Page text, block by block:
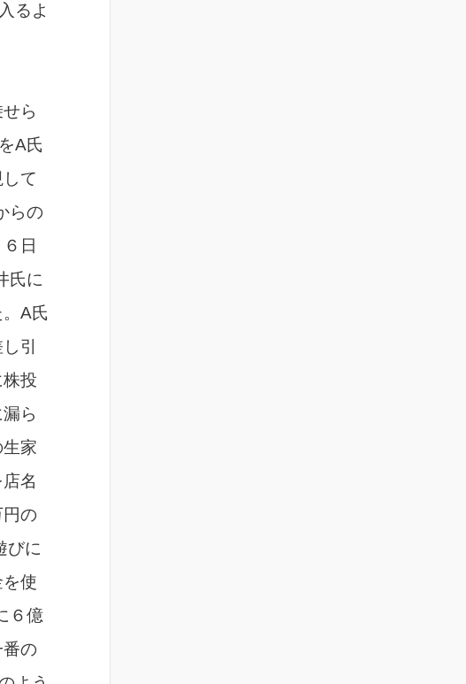
るよ
ら
A氏
て
らの
日
氏に
A氏
引
投
ら
家
名
の
びに
使
６億
番の